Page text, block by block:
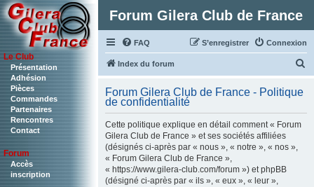
Le Club
Présentation
Adhésion
Pièces
Commandes
Partenaires
Rencontres
Contact
Forum
Accès
inscription
Forum Gilera Club de France
FAQ Connexion
S’enregistrer
Index du forum
h
Forum Gilera Club de France - Politique
de confidentialité
Cette politique explique en détail comment « Forum
Gilera Club de France » et ses sociétés affiliées
(désignés ci-après par « nous », « notre », « nos »,
« Forum Gilera Club de France »,
« https://www.gilera-club.com/forum ») et phpBB
(désigné ci-après par « ils », « eux », « leur »,